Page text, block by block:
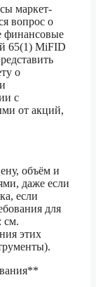
маркет-
вопрос о
финансовые
65(1) MiFID
о
с
от акций,
объём и
даже если
если
для
см.
этих